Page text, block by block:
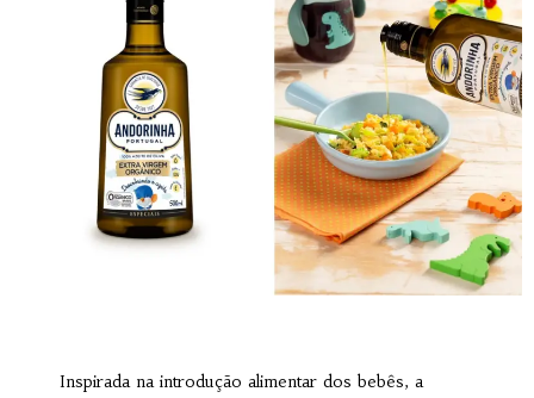
Inspirada na introdução alimentar dos bebês, a